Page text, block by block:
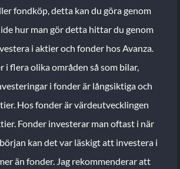
fondköp, detta kan du göra genom
hur man gör detta hittar du genom
i aktier och fonder hos Avanza.
flera olika områden så som bilar,
i fonder är långsiktiga och
Hos fonder är värdeutvecklingen
Fonder investerar man oftast i när
kan det var läskigt att investera i
än fonder. Jag rekommenderar att